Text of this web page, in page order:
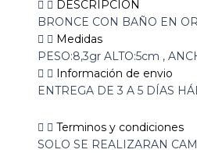
DESCRIPCIÓN
BRONCE CON BAÑO EN
Medidas
PESO:8,3gr ALTO:5cm ,
Información de envio
ENTREGA DE 3 A 5 DÍAS
Terminos y condiciones
SOLO SE REALIZARAN